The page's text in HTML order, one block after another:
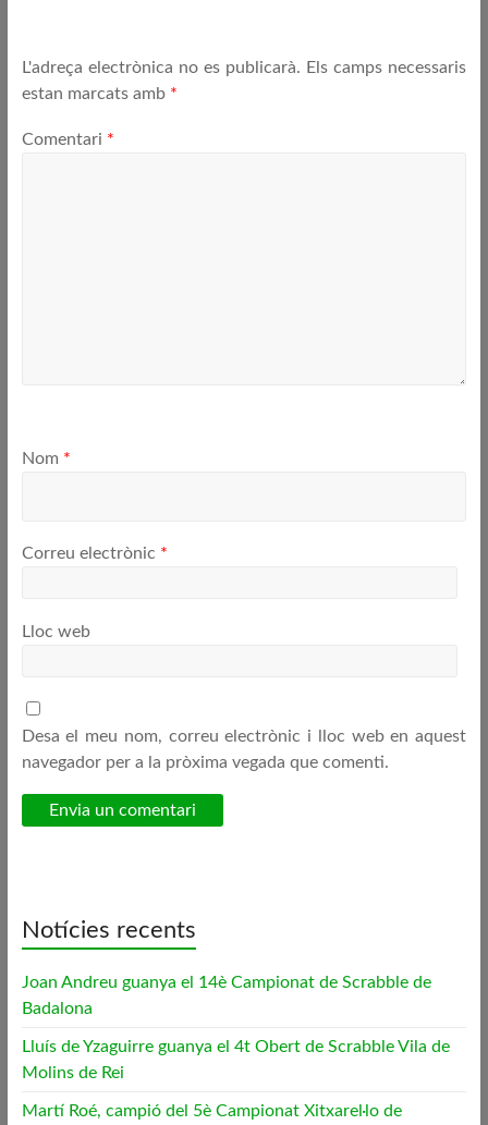
L'adreça electrònica no es publicarà. Els camps necessaris
estan marcats amb *
Comentari *
Nom *
Correu electrònic *
Lloc web
Desa el meu nom, correu electrònic i lloc web en aquest
navegador per a la pròxima vegada que comenti.
Notícies recents
Joan Andreu guanya el 14è Campionat de Scrabble de
Badalona
Lluís de Yzaguirre guanya el 4t Obert de Scrabble Vila de
Molins de Rei
Martí Roé, campió del 5è Campionat Xitxarel·lo de